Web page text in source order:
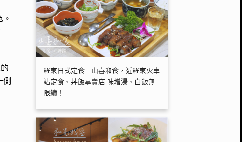
側
羅東日式定食｜山喜和食，近羅東火車
站定食、丼飯專賣店 味增湯、白飯無
限續！